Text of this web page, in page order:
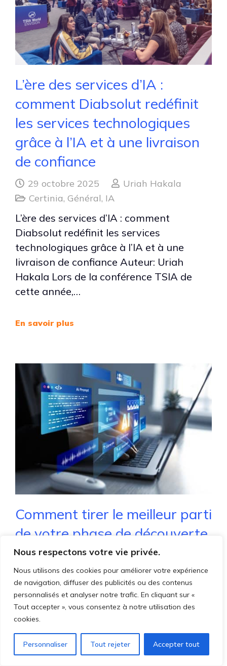
Nous respectons votre vie privée.
Nous utilisons des cookies pour améliorer votre expérience
de navigation, diffuser des publicités ou des contenus
personnalisés et analyser notre trafic. En cliquant sur «
Tout accepter », vous consentez à notre utilisation des
cookies.
Personnaliser Tout rejeter Accepter tout
L’ère des services d’IA :
comment Diabsolut redéfinit
les services technologiques
grâce à l’IA et à une livraison
de confiance
29 octobre 2025
Uriah Hakala
Certinia,Général, IA
L’ère des services d’IA : comment
Diabsolut redéfinit les services
technologiques grâce à l’IA et à une
livraison de confiance Auteur: Uriah
Hakala Lors de la conférence TSIA de
cette année,…
En savoir plus
Comment tirer le meilleur parti
de votre phase de découverte
et de conception
13 septembre 2025
Field Service Team
Général, Projet et mise en oeuvre,
Services mobiles
Comment tirer le meilleur parti de votre
phase de découverte et de conception